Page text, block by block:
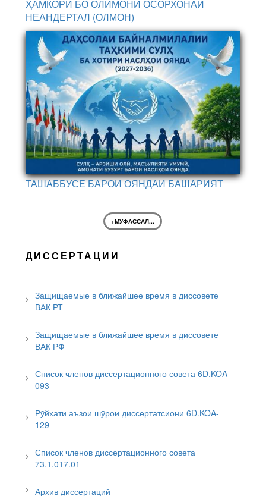
ҲАМКОРӢ БО ОЛИМОНИ ОСОРХОНАИ
НЕАНДЕРТАЛ (ОЛМОН)
ТАШАББУСЕ БАРОИ ОЯНДАИ БАШАРИЯТ
+МУФАССАЛ...
ДИССЕРТАЦИИ
Защищаемые в ближайшее время в диссовете
ВАК РТ
Защищаемые в ближайшее время в диссовете
ВАК РФ
Список членов диссертационного совета 6D.KOA-
093
Рӯйхати аъзои шӯрои диссертатсиони 6D.KOA-
129
Список членов диссертационного совета
73.1.017.01
Архив диссертаций